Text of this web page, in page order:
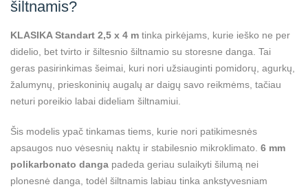
šiltnamis?
KLASIKA Standart 2,5 x 4 m tinka pirkėjams, kurie ieško ne per
didelio, bet tvirto ir šiltesnio šiltnamio su storesne danga. Tai
geras pasirinkimas šeimai, kuri nori užsiauginti pomidorų, agurkų,
žalumynų, prieskoninių augalų ar daigų savo reikmėms, tačiau
neturi poreikio labai dideliam šiltnamiui.
Šis modelis ypač tinkamas tiems, kurie nori patikimesnės
apsaugos nuo vėsesnių naktų ir stabilesnio mikroklimato. 6 mm
polikarbonato danga padeda geriau sulaikyti šilumą nei
plonesnė danga, todėl šiltnamis labiau tinka ankstyvesniam